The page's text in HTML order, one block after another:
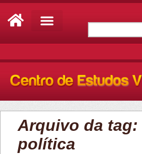
Arquivo da tag:
política